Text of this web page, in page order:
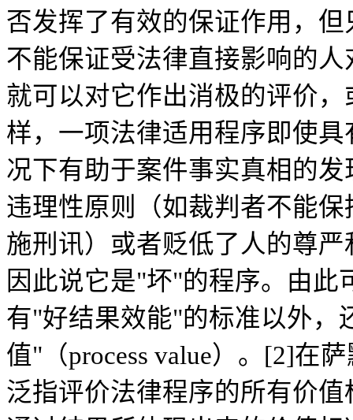
否发挥了有效的保证作用，
不能保证受法律直接影响的
就可以对它作出消极的评价
样，一项法律适用程序即使
况下有助于案件事实真相的
违理性原则（如裁判者不能
施刑讯）或者贬低了人的尊
因此说它是"坏"的程序。由
有"好结果效能"的标准以外，
值"（process value）。[2]在
泛指评价法律程序的所有价